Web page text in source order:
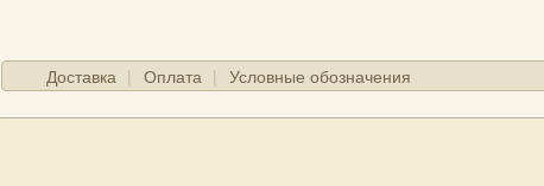
Доставка Оплата Условные обозначения